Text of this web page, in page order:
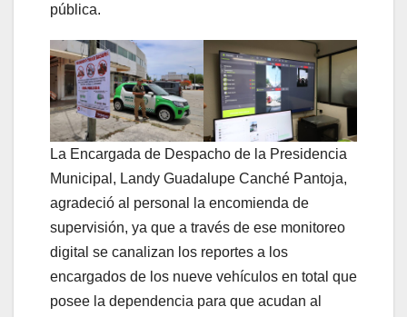
pública.
La Encargada de Despacho de la Presidencia
Municipal, Landy Guadalupe Canché Pantoja,
agradeció al personal la encomienda de
supervisión, ya que a través de ese monitoreo
digital se canalizan los reportes a los
encargados de los nueve vehículos en total que
posee la dependencia para que acudan al